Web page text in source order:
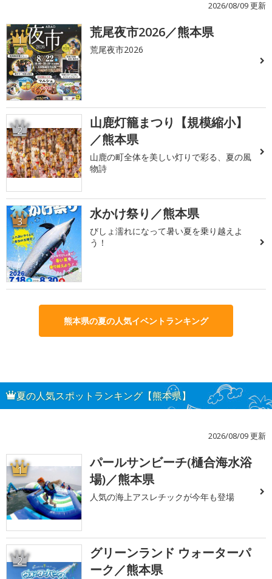
2026/08/09 更新
1 荒尾夜市2026／熊本県
荒尾夜市2026
2
山鹿灯籠まつり【規模縮小】
／熊本県
山鹿の町全体を美しい灯りで彩る、夏の風
物詩
3 水かけ祭り／熊本県
びしょ濡れになって暑い夏を乗り越えよ
う！
熊本県の夏の人気イベントランキング
夏の人気スポットランキング【熊本県】
2026/08/09 更新
1
パールサンビーチ(樋合海水浴
場)／熊本県
人気の海上アスレチックが今年も登場
2
グリーンランド ウォーターパ
ーク／熊本県